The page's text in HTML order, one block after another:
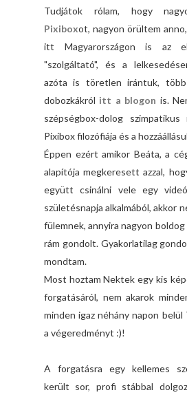
Tudjátok rólam, hogy
Pixiboxot, nagyon örültem
itt Magyarországon is az
"szolgáltató", és a
azóta is töretlen irántuk,
dobozkákról itt a blogon is.
szépségbox-dolog
Pixibox filozófiája és a
Éppen ezért amikor Beáta, a
alapítója megkeresett azzal,
együtt csinálni vele egy
születésnapja alkalmából, akkor
fülemnek, annyira nagyon
rám gondolt. Gyakorlatilag
mondtam.
Most hoztam Nektek egy kis
forgatásáról, nem akarok
minden igaz néhány napon
a végeredményt :)!
A forgatásra egy kellemes
került sor, profi stábbal